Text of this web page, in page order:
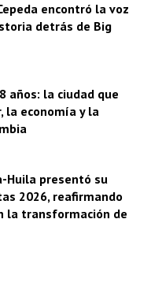
encontró la voz
detrás de Big
años: la ciudad que
la economía y la
Huila presentó su
2026, reafirmando
la transformación de